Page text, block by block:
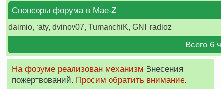
Спонсоры форума в Мае-Z
daimio, raty, dvinov07, TumanchiK, GNI, radioz
Всего 6
На форуме реализован механизм Внесения
пожертвований. Просим обратить внимание.